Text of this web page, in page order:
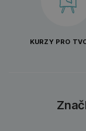
KURZY PRO